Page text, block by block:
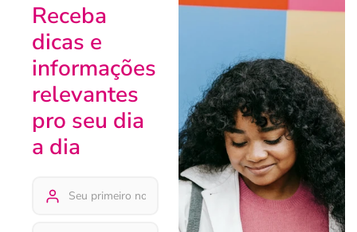
Receba
dicas e
informações
relevantes
pro seu dia
a dia